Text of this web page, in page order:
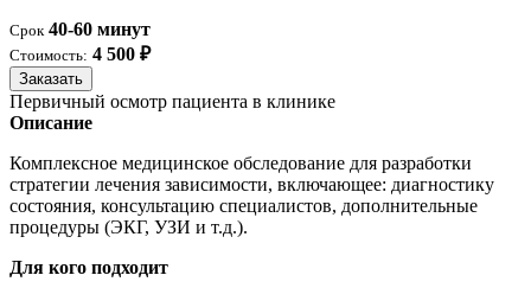
Срок 40-60 минут
Стоимость: 4 500 ₽
Заказать
Первичный осмотр пациента в клинике
Описание
Комплексное медицинское обследование для разработки
стратегии лечения зависимости, включающее: диагностику
состояния, консультацию специалистов, дополнительные
процедуры (ЭКГ, УЗИ и т.д.).
Для кого подходит